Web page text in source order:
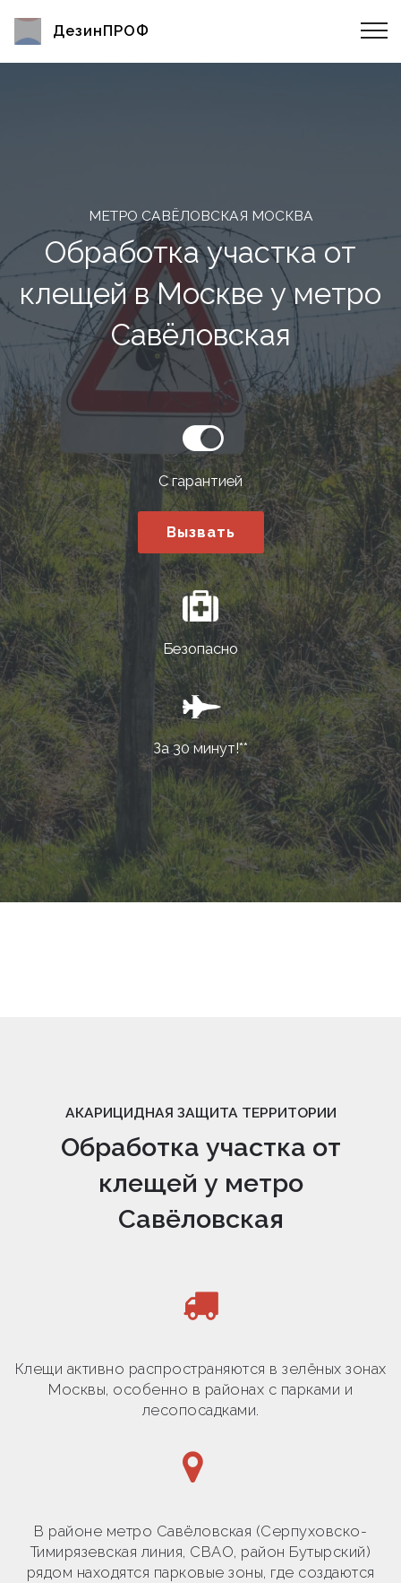
ДезинПРОФ
МЕТРО САВЁЛОВСКАЯ МОСКВА
Обработка участка от
клещей в Москве у метро
Савёловская
С гарантией
Вызвать
Безопасно
За 30 минут!**
АКАРИЦИДНАЯ ЗАЩИТА ТЕРРИТОРИИ
Обработка участка от
клещей у метро
Савёловская
Клещи активно распространяются в зелёных зонах
Москвы, особенно в районах с парками и
лесопосадками.
В районе метро Савёловская (Серпуховско-
Тимирязевская линия, СВАО, район Бутырский)
рядом находятся парковые зоны, где создаются